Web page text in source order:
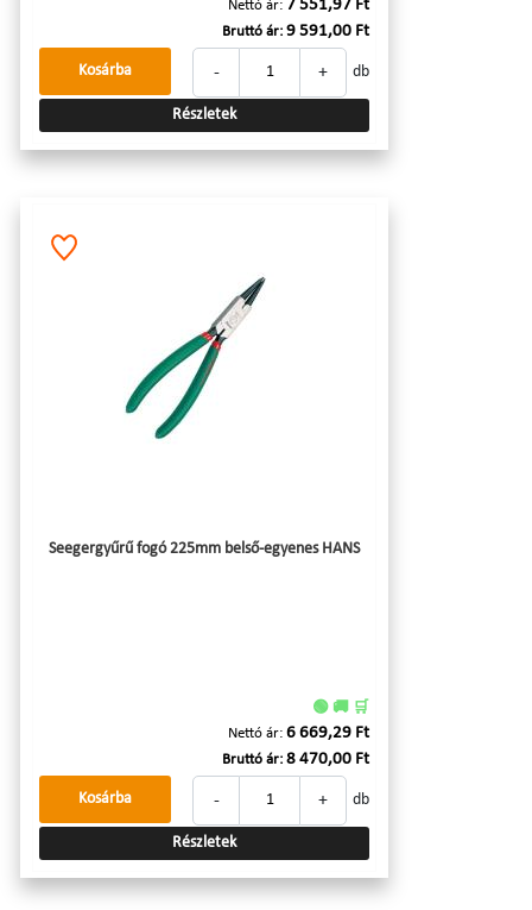
Nettó ár: 7 551,97 Ft
Bruttó ár: 9 591,00 Ft
- + db
Kosárba
Részletek
Seegergyűrű fogó 225mm belső-egyenes HANS
🟢 🚚 🛒
Nettó ár: 6 669,29 Ft
Bruttó ár: 8 470,00 Ft
- + db
Kosárba
Részletek